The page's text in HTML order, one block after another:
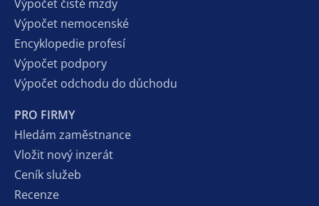
Výpočet čisté mzdy
Výpočet nemocenské
Encyklopedie profesí
Výpočet podpory
Výpočet odchodu do důchodu
PRO FIRMY
Hledám zaměstnance
Vložit nový inzerát
Ceník služeb
Recenze